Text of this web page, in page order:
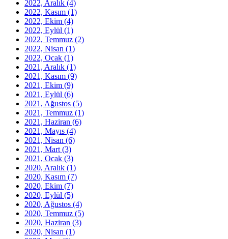
2022, Aralık (4)
2022, Kasım (1)
2022, Ekim (4)
2022, Eylül (1)
2022, Temmuz (2)
2022, Nisan (1)
2022, Ocak (1)
2021, Aralık (1)
2021, Kasım (9)
2021, Ekim (9)
2021, Eylül (6)
2021, Ağustos (5)
2021, Temmuz (1)
2021, Haziran (6)
2021, Mayıs (4)
2021, Nisan (6)
2021, Mart (3)
2021, Ocak (3)
2020, Aralık (1)
2020, Kasım (7)
2020, Ekim (7)
2020, Eylül (5)
2020, Ağustos (4)
2020, Temmuz (5)
2020, Haziran (3)
2020, Nisan (1)